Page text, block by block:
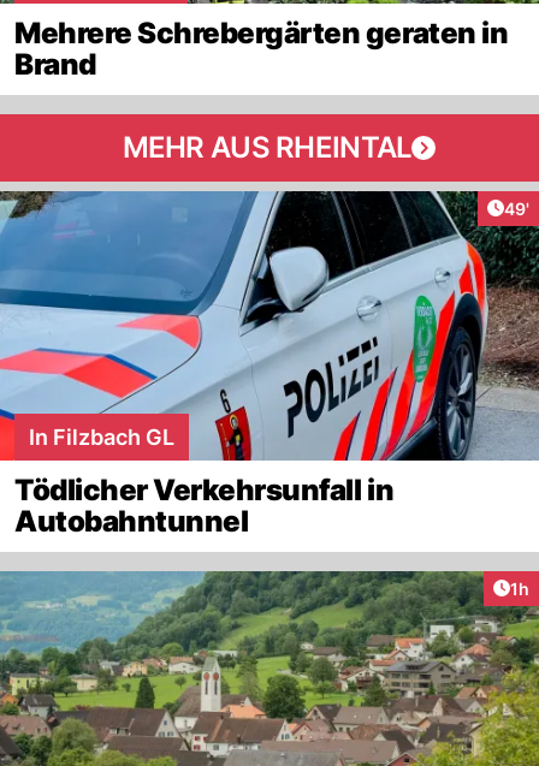
Mehrere Schrebergärten geraten in
Brand
MEHR AUS RHEINTAL
49'
In Filzbach GL
Tödlicher Verkehrsunfall in
Autobahntunnel
1h